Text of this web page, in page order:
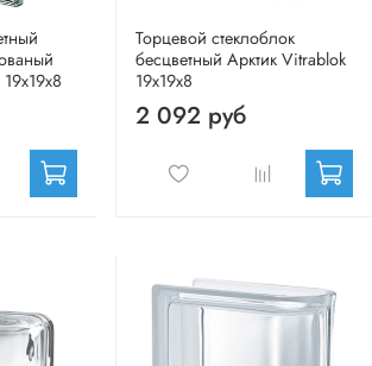
Торцевой стеклоблок
бесцветный Арктик Vitrablok
19x19x8
2 092 руб